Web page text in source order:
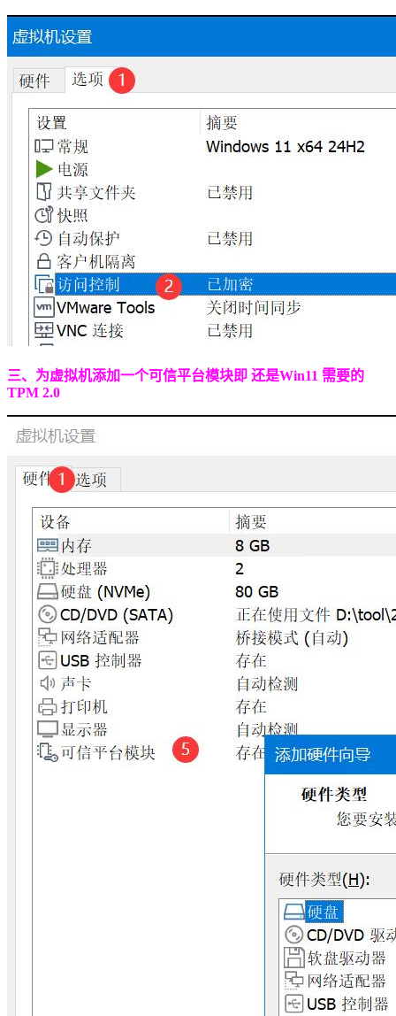
三、为虚拟机添加一个可信平台模块即 还是Win11 需要的
TPM 2.0